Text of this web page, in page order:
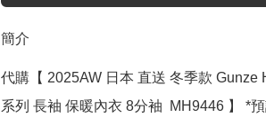
簡介
代購【 2025AW 日本 直送 冬季款 Gunze
系列 長袖 保暖內衣 8分袖  MH9446 】 ﻿*